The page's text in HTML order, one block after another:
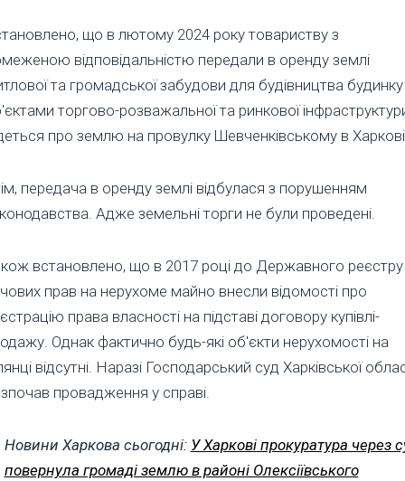
що в лютому 2024 року товариству з
відповідальністю передали в оренду землі
та громадської забудови для будівництва будинку
торгово-розважальної та ринкової
про землю на провулку Шевченківському в
передача в оренду землі відбулася з порушенням
Адже земельні торги не були проведені.
встановлено, що в 2017 році до Державного реєстру
прав на нерухоме майно внесли відомості про
права власності на підставі договору купівлі-
Однак фактично будь-які об'єкти нерухомості на
відсутні. Наразі Господарський суд Харківської
провадження у справі.
Новини Харкова сьогодні: У Харкові прокуратура через
повернула громаді землю в районі Олексіївського